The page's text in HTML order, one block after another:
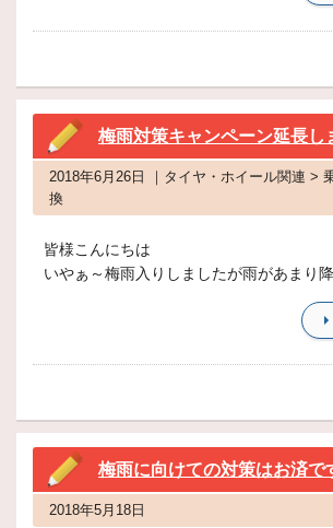
梅雨対策キャンペーン延長し
2018年6月26日 ｜タイヤ・ホイール関連 >
換
皆様こんにちは
いやぁ～梅雨入りしましたが雨があまり
梅雨に向けての対策はお済で
2018年5月18日